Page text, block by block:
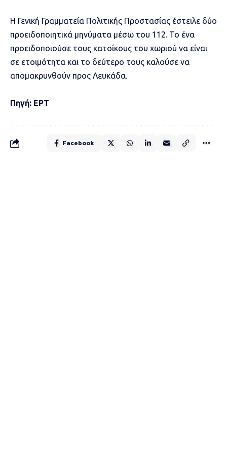
Η Γενική Γραμματεία Πολιτικής Προστασίας έστειλε δύο
προειδοποιητικά μηνύματα μέσω του 112. Το ένα
προειδοποιούσε τους κατοίκους του χωριού να είναι
σε ετοιμότητα και το δεύτερο τους καλούσε να
απομακρυνθούν προς Λευκάδα.
Πηγή: ΕΡΤ
Facebook